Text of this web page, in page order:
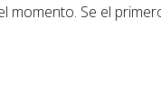
momento. Se el